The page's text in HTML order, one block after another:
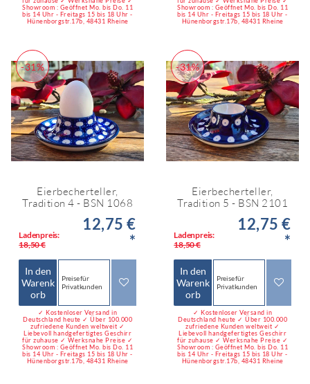
Showroom : Geöffnet Mo. bis Do. 11
bis 14 Uhr - Freitags 15 bis 18 Uhr -
Hünenborgstr.17b, 48431 Rheine
Showroom : Geöffnet Mo. bis Do. 11
bis 14 Uhr - Freitags 15 bis 18 Uhr -
Hünenborgstr.17b, 48431 Rheine
-31%
Eierbecherteller,
Tradition 4 - BSN 1068
Ladenpreis:
18,50 €
12,75 €
*
In den
Warenk
orb
Preise für
Privatkunden
✓ Kostenloser Versand in
Deutschland heute ✓ Über 100.000
zufriedene Kunden weltweit ✓
Liebevoll handgefertigtes Geschirr
für zuhause ✓ Werksnahe Preise ✓
Showroom : Geöffnet Mo. bis Do. 11
bis 14 Uhr - Freitags 15 bis 18 Uhr -
Hünenborgstr.17b, 48431 Rheine
-31%
Eierbecherteller,
Tradition 5 - BSN 2101
Ladenpreis:
18,50 €
12,75 €
*
In den
Warenk
orb
Preise für
Privatkunden
✓ Kostenloser Versand in
Deutschland heute ✓ Über 100.000
zufriedene Kunden weltweit ✓
Liebevoll handgefertigtes Geschirr
für zuhause ✓ Werksnahe Preise ✓
Showroom : Geöffnet Mo. bis Do. 11
bis 14 Uhr - Freitags 15 bis 18 Uhr -
Hünenborgstr.17b, 48431 Rheine